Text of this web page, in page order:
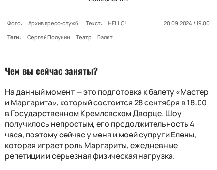
Фото: Архив пресс-служб Текст: HELLO!
20.09.2024 / 19:00
Теги:
Сергей Полунин Театр Балет
Чем вы сейчас заняты?
На данный момент — это подготовка к балету «Мастер
и Маргарита», который состоится 28 сентября в 18:00
в Государственном Кремлевском Дворце. Шоу
получилось непростым, его продолжительность 4
часа, поэтому сейчас у меня и моей супруги Елены,
которая играет роль Маргариты, ежедневные
репетиции и серьезная физическая нагрузка.